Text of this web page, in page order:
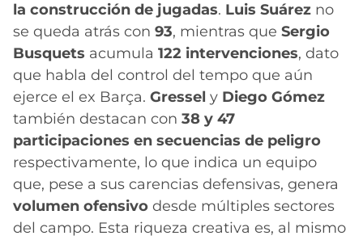
la construcción de jugadas. Luis Suárez no
se queda atrás con 93, mientras que Sergio
Busquets acumula 122 intervenciones, dato
que habla del control del tempo que aún
ejerce el ex Barça. Gressel y Diego Gómez
también destacan con 38 y 47
participaciones en secuencias de peligro
respectivamente, lo que indica un equipo
que, pese a sus carencias defensivas, genera
volumen ofensivo desde múltiples sectores
del campo. Esta riqueza creativa es, al mismo